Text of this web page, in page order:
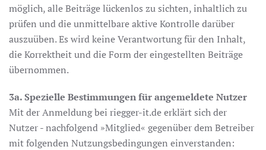
möglich, alle Beiträge lückenlos zu sichten, inhaltlich zu
prüfen und die unmittelbare aktive Kontrolle darüber
auszuüben. Es wird keine Verantwortung für den Inhalt,
die Korrektheit und die Form der eingestellten Beiträge
übernommen.
3a. Spezielle Bestimmungen für angemeldete Nutzer
Mit der Anmeldung bei riegger-it.de erklärt sich der
Nutzer - nachfolgend »Mitglied« gegenüber dem Betreiber
mit folgenden Nutzungsbedingungen einverstanden: